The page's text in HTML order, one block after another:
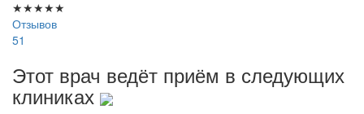
★★★★★
Отзывов
51
Этот врач ведёт приём в следующих
клиниках